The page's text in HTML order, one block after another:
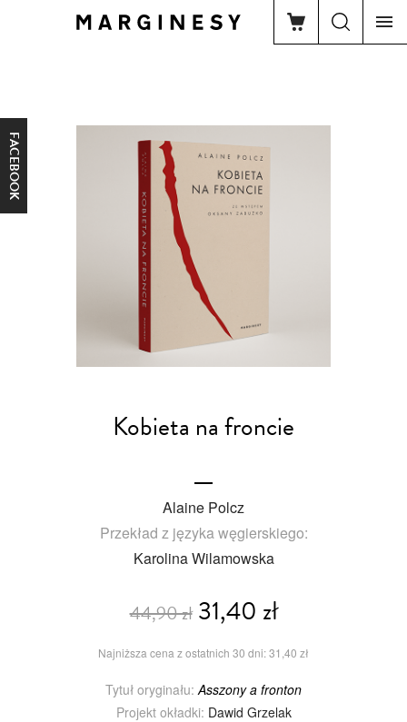
FACEBOOK
Kobieta na froncie
Alaine Polcz
Przekład z języka węgierskiego:
Karolina Wilamowska
44,90 zł31,40 zł
Najniższa cena z ostatnich 30 dni: 31,40 zł
Tytuł oryginału: Asszony a fronton
Projekt okładki: Dawid Grzelak